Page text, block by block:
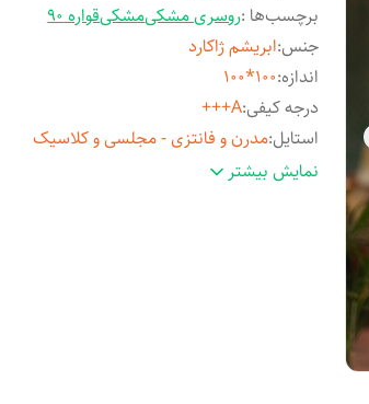
برچسب‌ها :روسری مشکیمشکیقواره 90
جنس:ابریشم ژاکارد
اندازه:
100*100
درجه کیفی:
A+++
استایل:مدرن و فانتزی - مجلسی و کلاسیک
مناسب فصل: چهارفصل نمایش بیشتر